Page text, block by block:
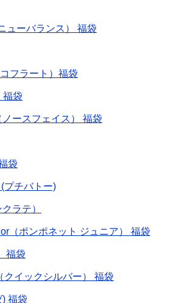
ューバランス） 福袋
フラート）福袋
福袋
ースフェイス） 福袋
袋
プチバトー)
ラテ）
（ポンポネット ジュニア） 福袋
福袋
クイックシルバー） 福袋
福袋